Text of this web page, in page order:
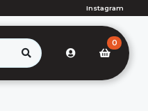
Instagram
0